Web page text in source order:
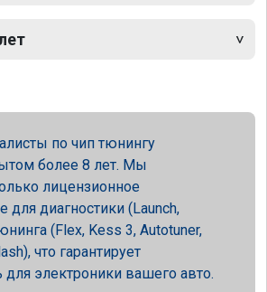
по чип тюнингу
более 8 лет. Мы
лицензионное
для диагностики (Launch,
(Flex, Kess 3, Autotuner,
что гарантирует
для электроники вашего авто.